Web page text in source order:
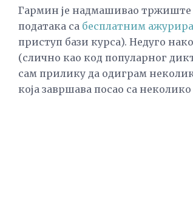
Гармин је надмашивао тржиште
података са бесплатним
приступ бази курса). Недуго
(слично као код популарног
сам прилику да одиграм
која завршава посао са